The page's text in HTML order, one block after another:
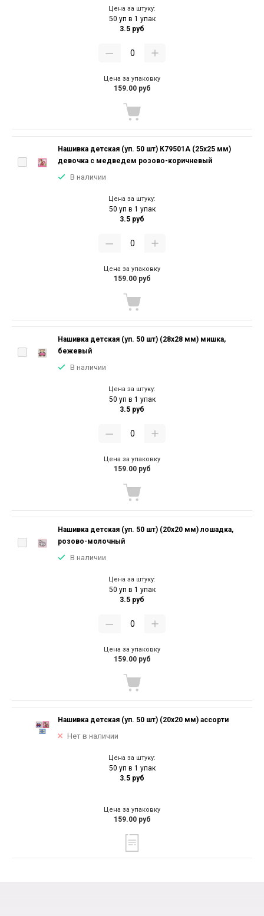
Цена за штуку:
50 уп в 1 упак
3.5 руб
Цена за упаковку
159.00 руб
Нашивка детская (уп. 50 шт) К79501А (25х25 мм)
девочка с медведем розово-коричневый
В наличии
Цена за штуку:
50 уп в 1 упак
3.5 руб
Цена за упаковку
159.00 руб
Нашивка детская (уп. 50 шт) (28х28 мм) мишка,
бежевый
В наличии
Цена за штуку:
50 уп в 1 упак
3.5 руб
Цена за упаковку
159.00 руб
Нашивка детская (уп. 50 шт) (20х20 мм) лошадка,
розово-молочный
В наличии
Цена за штуку:
50 уп в 1 упак
3.5 руб
Цена за упаковку
159.00 руб
Нашивка детская (уп. 50 шт) (20х20 мм) ассорти
Нет в наличии
Цена за штуку:
50 уп в 1 упак
3.5 руб
Цена за упаковку
159.00 руб